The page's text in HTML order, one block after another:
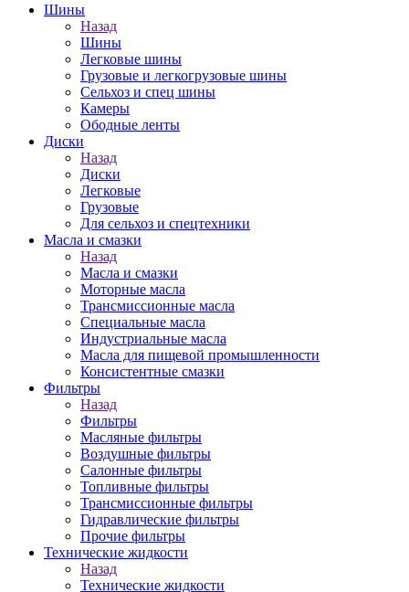
Шины
Назад
Шины
Легковые шины
Грузовые и легкогрузовые шины
Сельхоз и спец шины
Камеры
Ободные ленты
Диски
Назад
Диски
Легковые
Грузовые
Для сельхоз и спецтехники
Масла и смазки
Назад
Масла и смазки
Моторные масла
Трансмиссионные масла
Специальные масла
Индустриальные масла
Масла для пищевой промышленности
Консистентные смазки
Фильтры
Назад
Фильтры
Масляные фильтры
Воздушные фильтры
Салонные фильтры
Топливные фильтры
Трансмиссионные фильтры
Гидравлические фильтры
Прочие фильтры
Технические жидкости
Назад
Технические жидкости